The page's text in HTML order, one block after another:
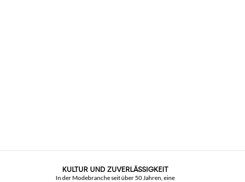
KULTUR UND ZUVERLÄSSIGKEIT
In der Modebranche seit über 50 Jahren, eine